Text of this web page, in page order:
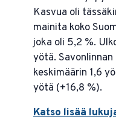
Kasvua oli
mainita koko
joka oli 5,2 %.
yötä.
keskimäärin 1,6
yötä (+16,8 %).
Katso lisää